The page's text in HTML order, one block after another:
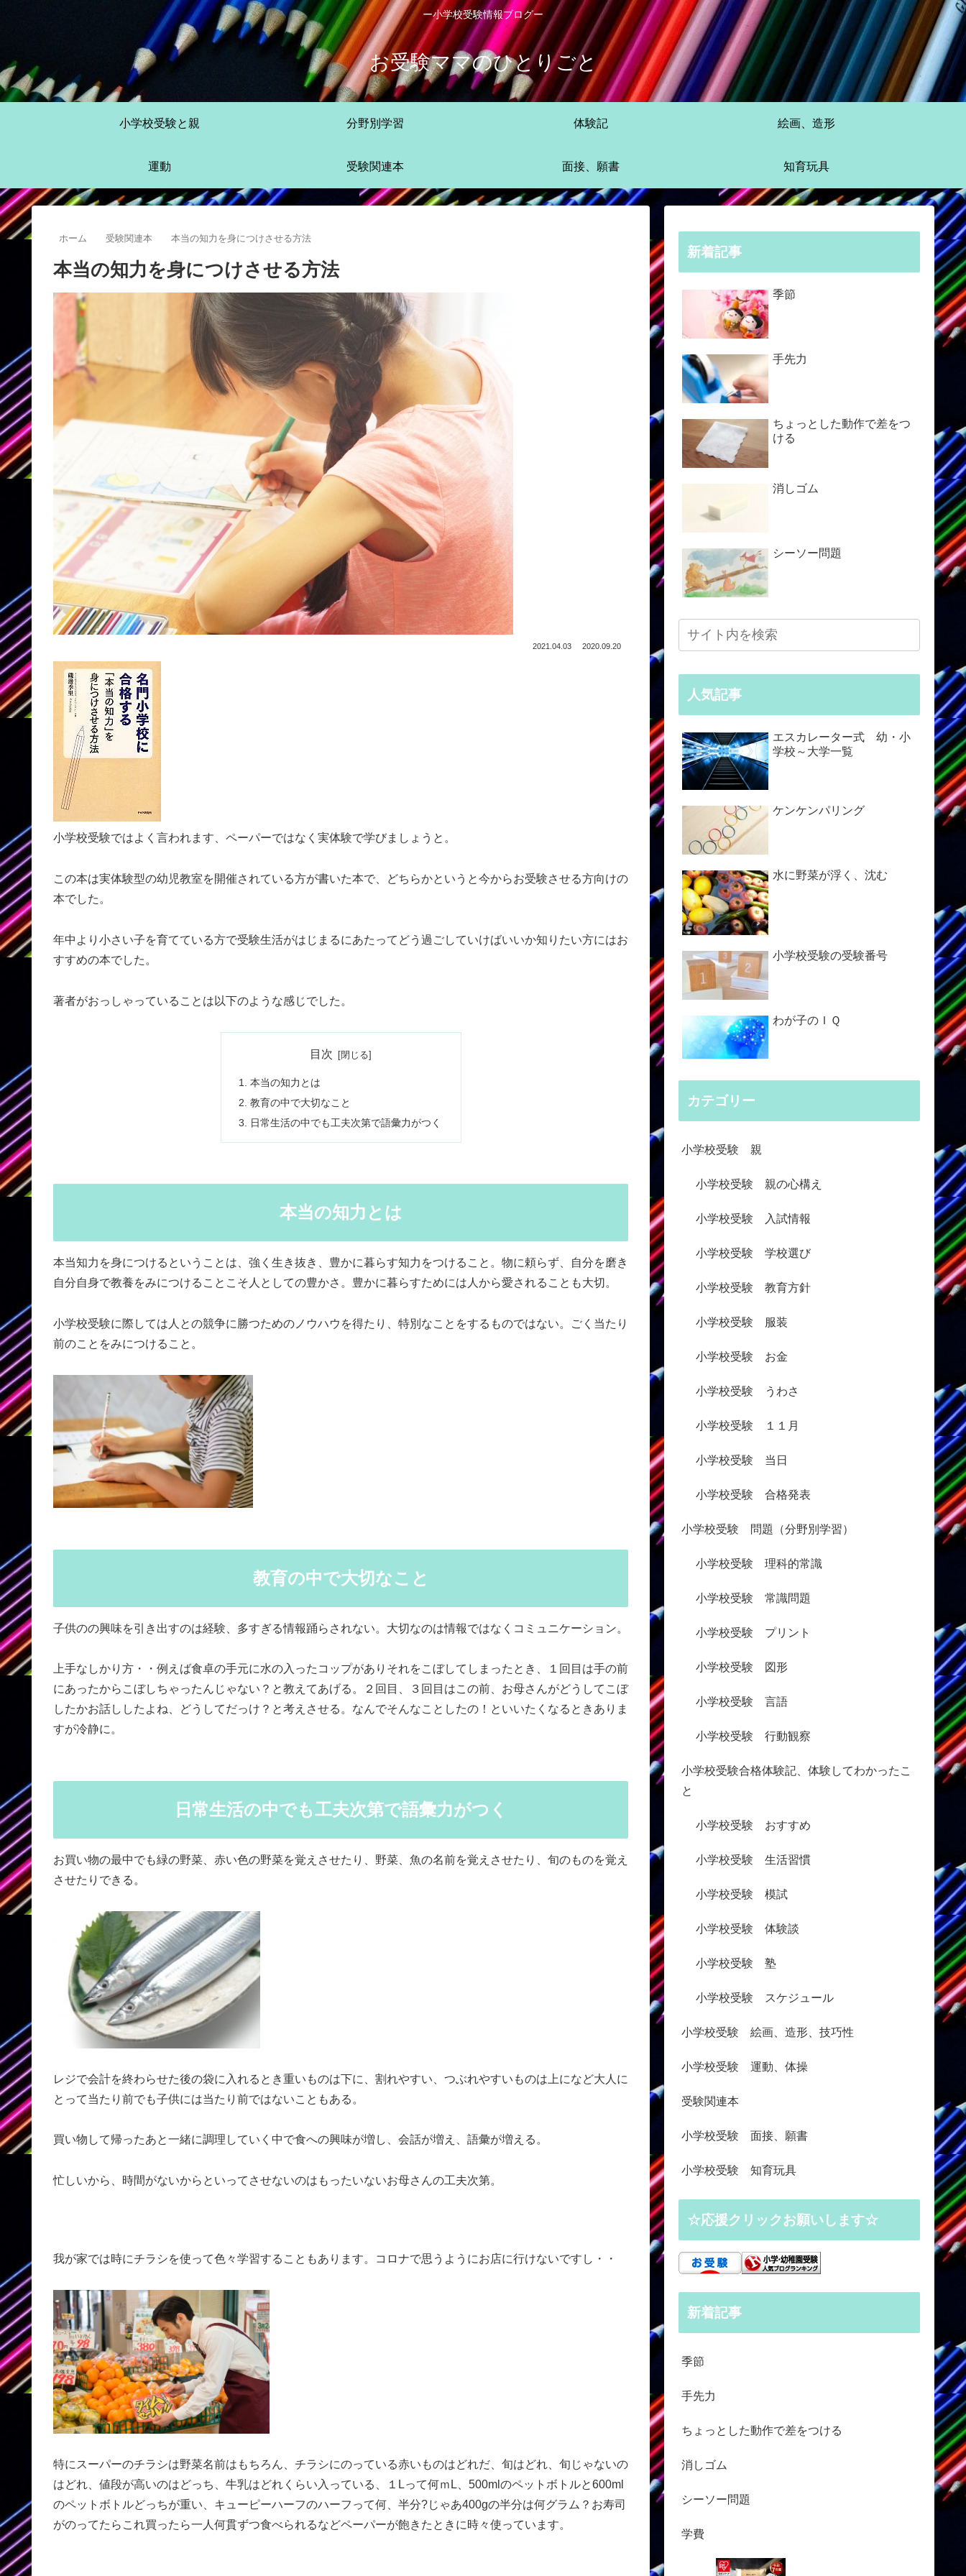
ー小学校受験情報ブログー
お受験ママのひとりごと
小学校受験と親 分野別学習 体験記 絵画、造形
運動 受験関連本 面接、願書 知育玩具
ホーム 受験関連本 本当の知力を身につけさせる方法
本当の知力を身につけさせる方法
2021.04.03 2020.09.20
小学校受験ではよく言われます、ペーパーではなく実体験で学びましょうと。
この本は実体験型の幼児教室を開催されている方が書いた本で、どちらかというと今からお受験させる方向けの
本でした。
年中より小さい子を育てている方で受験生活がはじまるにあたってどう過ごしていけばいいか知りたい方にはお
すすめの本でした。
著者がおっしゃっていることは以下のような感じでした。
目次
本当の知力とは
教育の中で大切なこと
日常生活の中でも工夫次第で語彙力がつく
本当の知力とは
本当知力を身につけるということは、強く生き抜き、豊かに暮らす知力をつけること。物に頼らず、自分を磨き
自分自身で教養をみにつけることこそ人としての豊かさ。豊かに暮らすためには人から愛されることも大切。
小学校受験に際しては人との競争に勝つためのノウハウを得たり、特別なことをするものではない。ごく当たり
前のことをみにつけること。
教育の中で大切なこと
子供のの興味を引き出すのは経験、多すぎる情報踊らされない。大切なのは情報ではなくコミュニケーション。
上手なしかり方・・例えば食卓の手元に水の入ったコップがありそれをこぼしてしまったとき、１回目は手の前
にあったからこぼしちゃったんじゃない？と教えてあげる。２回目、３回目はこの前、お母さんがどうしてこぼ
したかお話ししたよね、どうしてだっけ？と考えさせる。なんでそんなことしたの！といいたくなるときありま
すが冷静に。
日常生活の中でも工夫次第で語彙力がつく
お買い物の最中でも緑の野菜、赤い色の野菜を覚えさせたり、野菜、魚の名前を覚えさせたり、旬のものを覚え
させたりできる。
レジで会計を終わらせた後の袋に入れるとき重いものは下に、割れやすい、つぶれやすいものは上になど大人に
とって当たり前でも子供には当たり前ではないこともある。
買い物して帰ったあと一緒に調理していく中で食への興味が増し、会話が増え、語彙が増える。
忙しいから、時間がないからといってさせないのはもったいないお母さんの工夫次第。
我が家では時にチラシを使って色々学習することもあります。コロナで思うようにお店に行けないですし・・
特にスーパーのチラシは野菜名前はもちろん、チラシにのっている赤いものはどれだ、旬はどれ、旬じゃないの
はどれ、値段が高いのはどっち、牛乳はどれくらい入っている、１Lって何ｍL、500mlのペットボトルと600ml
のペットボトルどっちが重い、キューピーハーフのハーフって何、半分?じゃあ400gの半分は何グラム？お寿司
がのってたらこれ買ったら一人何貫ずつ食べられるなどペーパーが飽きたときに時々使っています。
新着記事
季節
手先力
ちょっとした動作で差をつ
ける
消しゴム
シーソー問題
人気記事
エスカレーター式 幼・小
学校～大学一覧
ケンケンパリング
水に野菜が浮く、沈む
小学校受験の受験番号
わが子のＩＱ
カテゴリー
小学校受験 親
小学校受験 親の心構え
小学校受験 入試情報
小学校受験 学校選び
小学校受験 教育方針
小学校受験 服装
小学校受験 お金
小学校受験 うわさ
小学校受験 １１月
小学校受験 当日
小学校受験 合格発表
小学校受験 問題（分野別学習）
小学校受験 理科的常識
小学校受験 常識問題
小学校受験 プリント
小学校受験 図形
小学校受験 言語
小学校受験 行動観察
小学校受験合格体験記、体験してわかったこ
と
小学校受験 おすすめ
小学校受験 生活習慣
小学校受験 模試
小学校受験 体験談
小学校受験 塾
小学校受験 スケジュール
小学校受験 絵画、造形、技巧性
小学校受験 運動、体操
受験関連本
小学校受験 面接、願書
小学校受験 知育玩具
☆応援クリックお願いします☆
新着記事
季節
手先力
ちょっとした動作で差をつける
消しゴム
シーソー問題
学費